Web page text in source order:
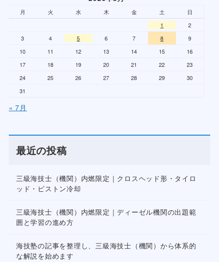
月 火 水 木 金 土
日
1
2
3
4 5 6 7 8
9
10
11 12 13 14 15
16
17
18 19 20 21 22
23
24
25 26 27 28 29
30
31
« 7月
最近の投稿
三級海技士（機関）内燃限定｜クロスヘッド形・タイロ
ッド・ピストン冷却
三級海技士（機関）内燃限定｜ディーゼル機関の出題範
囲と学習の進め方
海技塾の記事を整理し、三級海技士（機関）から体系的
な解説を始めます